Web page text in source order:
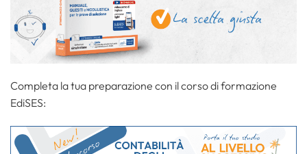
Completa la tua preparazione con il corso di formazione
EdiSES: